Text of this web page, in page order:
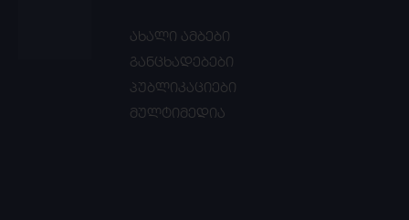
ახალი ამბები
განცხადებები
პუბლიკაციები
მულტიმედია